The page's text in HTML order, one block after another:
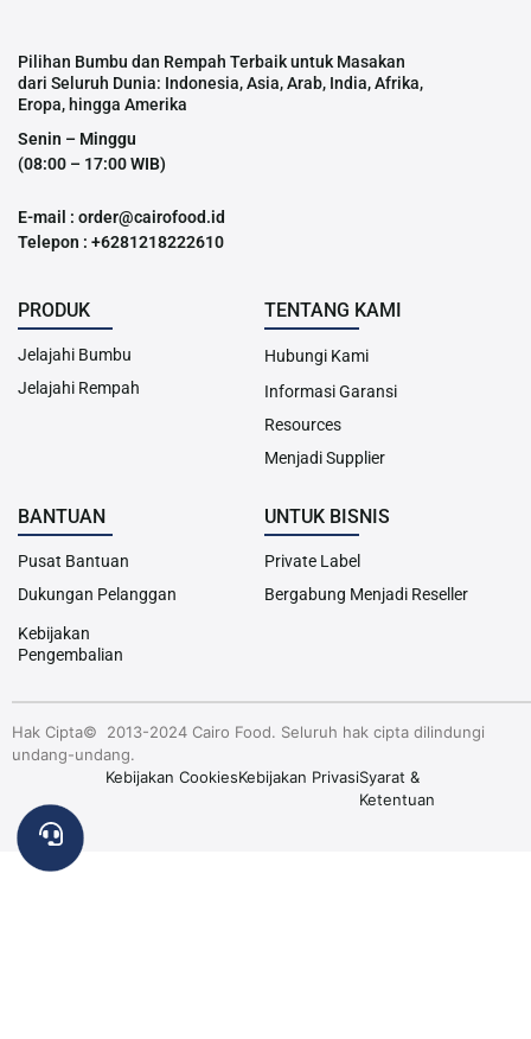
Pilihan Bumbu dan Rempah Terbaik untuk Masakan
dari Seluruh Dunia: Indonesia, Asia, Arab, India, Afrika,
Eropa, hingga Amerika
Senin – Minggu
(08:00 – 17:00 WIB)
E-mail : order@cairofood.id
Telepon : +6281218222610
PRODUK
Jelajahi Bumbu
Jelajahi Rempah
TENTANG KAMI
Hubungi Kami
Informasi Garansi
Resources
Menjadi Supplier
BANTUAN
Pusat Bantuan
Dukungan Pelanggan
Kebijakan
Pengembalian
UNTUK BISNIS
Private Label
Bergabung Menjadi Reseller
Hak Cipta© 2013-2024 Cairo Food. Seluruh hak cipta dilindungi
undang-undang.
Kebijakan CookiesKebijakan PrivasiSyarat &
Ketentuan